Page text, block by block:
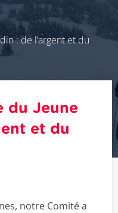
: de l’argent et du
du Jeune
et du
notre Comité a